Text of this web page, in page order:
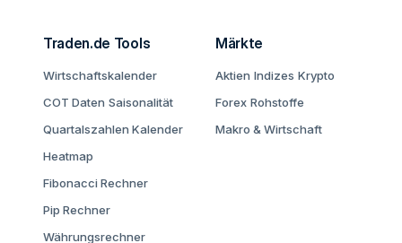
Traden.de Tools
Wirtschaftskalender
COT Daten Saisonalität
Quartalszahlen Kalender
Heatmap
Fibonacci Rechner
Pip Rechner
Währungsrechner
Märkte
Aktien Indizes Krypto
Forex Rohstoffe
Makro & Wirtschaft